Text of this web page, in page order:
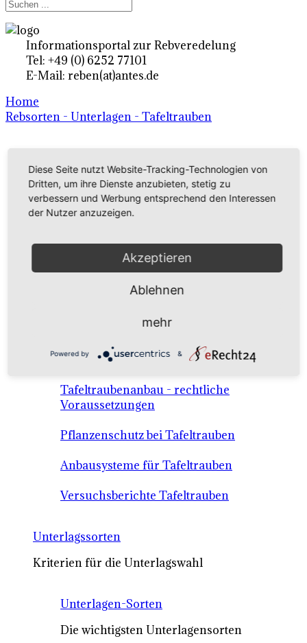
Informationsportal zur Rebveredelung
Tel: +49 (0) 6252 77101
E-Mail: reben(at)antes.de
Home
Rebsorten - Unterlagen - Tafeltrauben
in Deutschland
Tafeltraubensorten
Anbausysteme & Recht
Tafeltrauben A-Z Sortenbeschreibungen
Tafeltraubenanbau - rechtliche
Voraussetzungen
Pflanzenschutz bei Tafeltrauben
Anbausysteme für Tafeltrauben
Versuchsberichte Tafeltrauben
Unterlagssorten
Kriterien für die Unterlagswahl
Unterlagen-Sorten
Die wichtigsten Unterlagensorten
Diese Seite nutzt Website-Tracking-Technologien von
Dritten, um ihre Dienste anzubieten, stetig zu
verbessern und Werbung entsprechend den Interessen
der Nutzer anzuzeigen.
Akzeptieren
Ablehnen
mehr
Powered by &